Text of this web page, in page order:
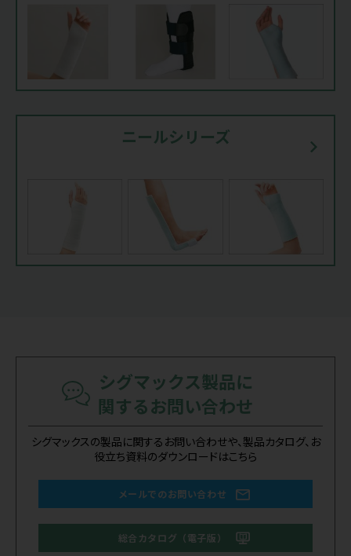
ニールシリーズ
シグマックス製品に
関するお問い合わせ
シグマックスの製品に関するお問い合わせや、製品カタログ、お
役立ち資料のダウンロードはこちら
メールでのお問い合わせ
総合カタログ（電子版）